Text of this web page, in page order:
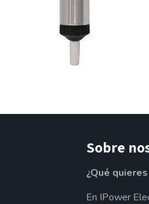
Sobre
¿Qué
En IPower